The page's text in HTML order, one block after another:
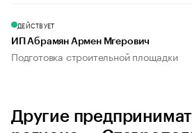
ДЕЙСТВУЕТ
ИП Абрамян Армен Мгерович
Подготовка строительной площадки
Другие